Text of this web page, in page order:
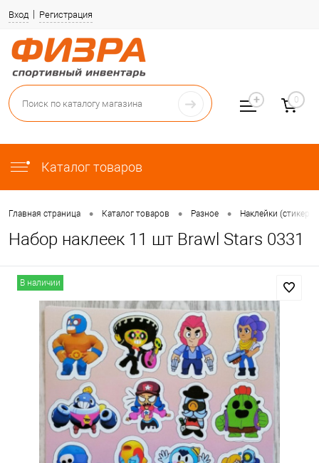
Вход Регистрация
Каталог товаров
0
Главная страница • Каталог товаров • Разное • Наклейки (стикеры)
Набор наклеек 11 шт Brawl Stars 0331
В наличии